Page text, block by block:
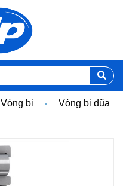
Vòng bi
Vòng bi đũa